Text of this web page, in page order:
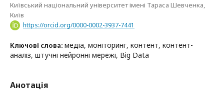
Київський національний університет імені Тараса Шевченка,
Київ
https://orcid.org/0000-0002-3937-7441
Ключові слова: медіа, моніторинг, контент, контент-
аналіз, штучні нейронні мережі, Big Data
Анотація